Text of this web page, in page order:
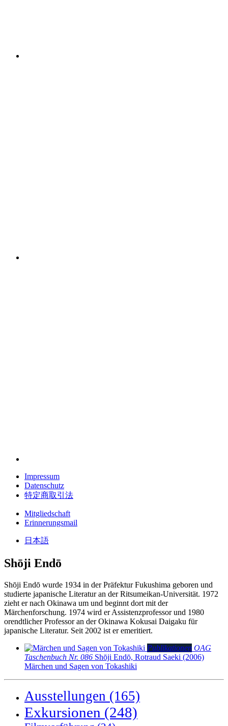
Impressum
Datenschutz
特定商取引法
Mitgliedschaft
Erinnerungsmail
日本語
Shōji Endō
Shōji Endō wurde 1934 in der Präfektur Fukushima geboren und
studierte japanische Literatur an der Ritsumeikan-Universität. 1972
zieht er nach Okinawa um und beginnt dort mit der
Märchenforschung. 1974 wird er Assistenzprofessor und 1980
orendtlicher Professor an der Okinawa Kokusai Daigaku für
japanische Literatur. Seit 2002 ist er emeritiert.
Publikationen OAG
Taschenbuch Nr. 086 Shōji Endō, Rotraud Saeki (2006)
Märchen und Sagen von Tokashiki
Ausstellungen (165)
Exkursionen (248)